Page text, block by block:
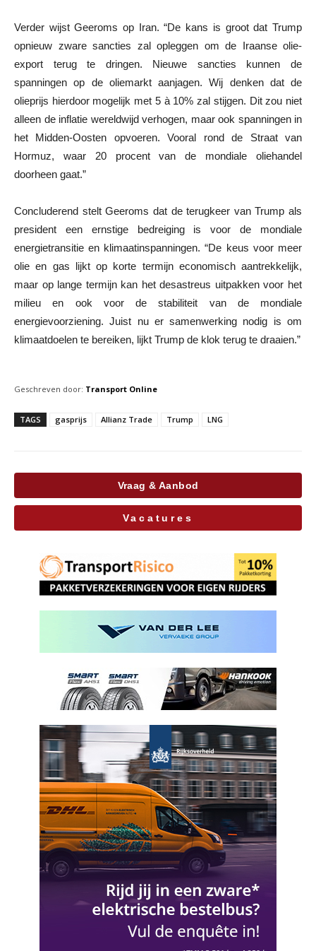
Verder wijst Geeroms op Iran. “De kans is groot dat Trump
opnieuw zware sancties zal opleggen om de Iraanse olie-
export terug te dringen. Nieuwe sancties kunnen de
spanningen op de oliemarkt aanjagen. Wij denken dat de
olieprijs hierdoor mogelijk met 5 à 10% zal stijgen. Dit zou niet
alleen de inflatie wereldwijd verhogen, maar ook spanningen in
het Midden-Oosten opvoeren. Vooral rond de Straat van
Hormuz, waar 20 procent van de mondiale oliehandel
doorheen gaat.”
Concluderend stelt Geeroms dat de terugkeer van Trump als
president een ernstige bedreiging is voor de mondiale
energietransitie en klimaatinspanningen. “De keus voor meer
olie en gas lijkt op korte termijn economisch aantrekkelijk,
maar op lange termijn kan het desastreus uitpakken voor het
milieu en ook voor de stabiliteit van de mondiale
energievoorziening. Juist nu er samenwerking nodig is om
klimaatdoelen te bereiken, lijkt Trump de klok terug te draaien.”
Geschreven door: Transport Online
TAGS gasprijs Allianz Trade Trump LNG
Vraag & Aanbod
Vacatures